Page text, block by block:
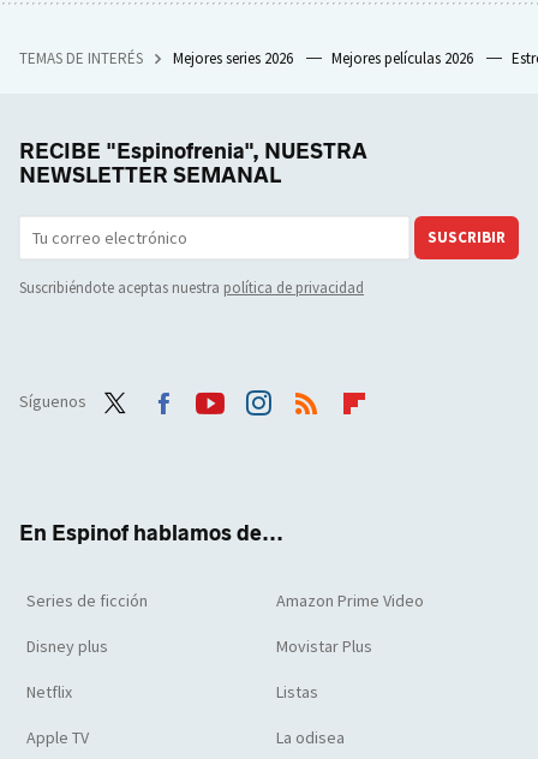
TEMAS DE INTERÉS Mejores series 2026 Mejores películas 2026
RECIBE "Espinofrenia", NUESTRA
NEWSLETTER SEMANAL
SUSCRIBIR
Suscribiéndote aceptas nuestra política de privacidad
Síguenos
En Espinof hablamos de...
Series de ficción Amazon Prime Video
Disney plus Movistar Plus
Netflix Listas
Apple TV La odisea